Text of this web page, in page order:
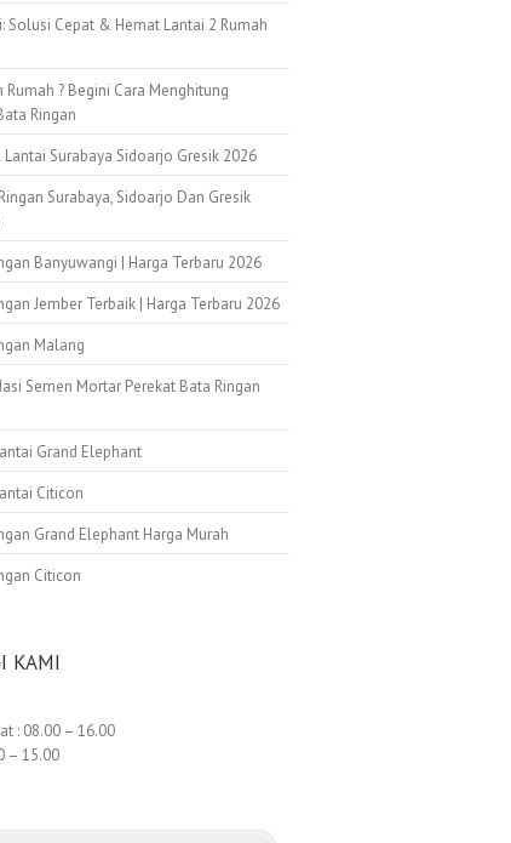
Solusi Cepat & Hemat Lantai 2 Rumah
Rumah ? Begini Cara Menghitung
Ringan
Lantai Surabaya Sidoarjo Gresik 2026
Surabaya, Sidoarjo Dan Gresik
Banyuwangi | Harga Terbaru 2026
Jember Terbaik | Harga Terbaru 2026
Malang
Semen Mortar Perekat Bata Ringan
Grand Elephant
Citicon
Grand Elephant Harga Murah
Citicon
KAMI
: 08.00 – 16.00
– 15.00